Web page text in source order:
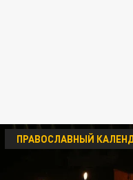
ПРАВОСЛАВНЫЙ